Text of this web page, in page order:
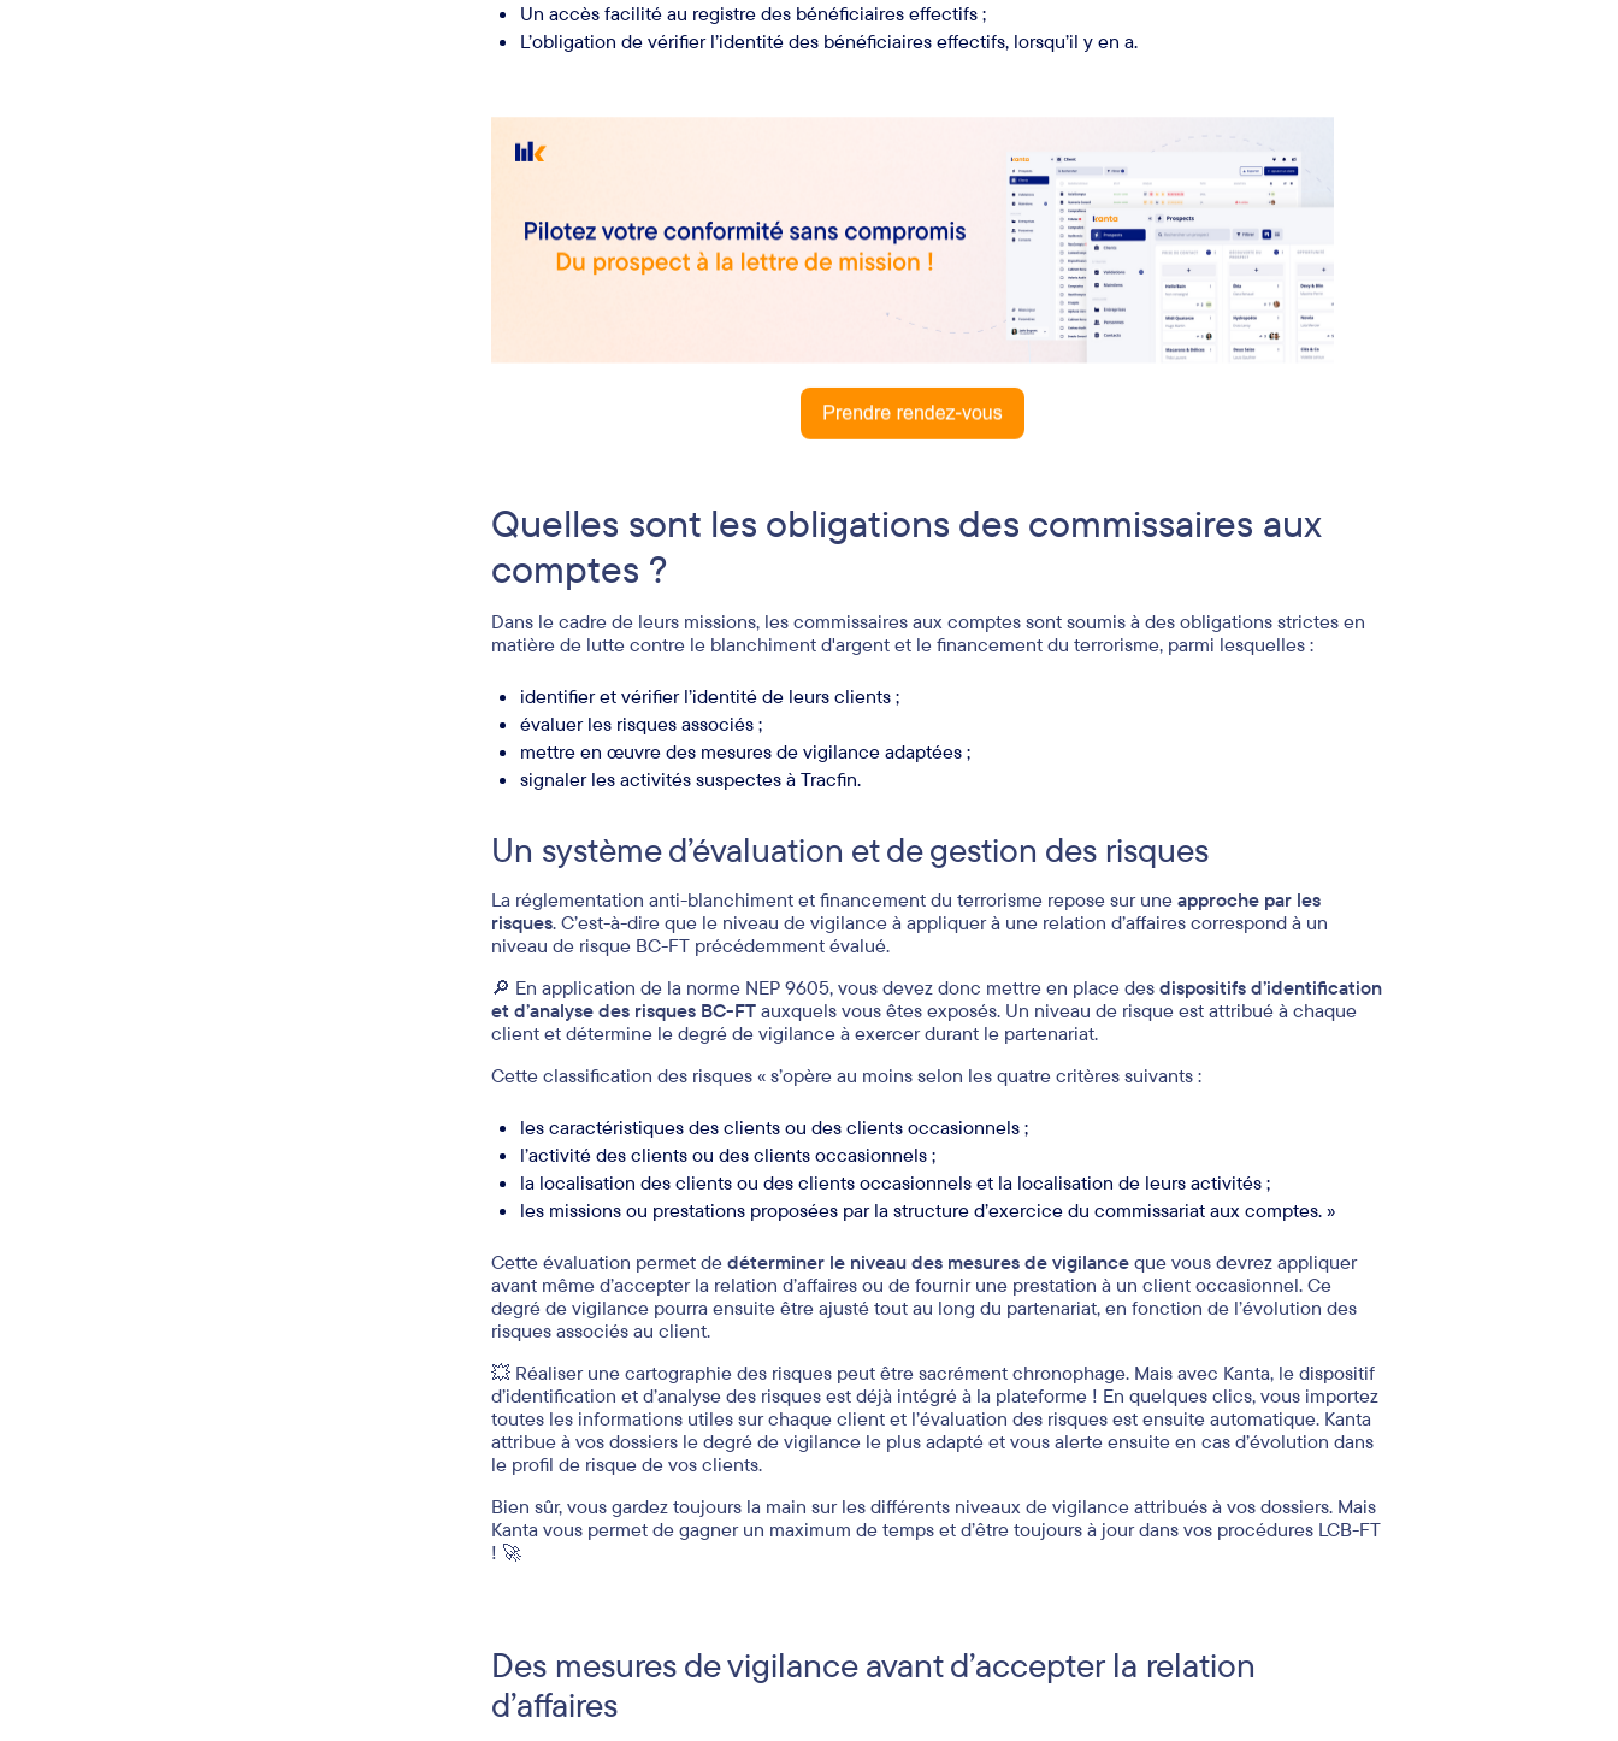
Un accès facilité au registre des bénéficiaires effectifs ;
L’obligation de vérifier l’identité des bénéficiaires effectifs, lorsqu’il y en a.
Quelles sont les obligations des commissaires aux
comptes ?
Dans le cadre de leurs missions, les commissaires aux comptes sont soumis à des obligations strictes en
matière de lutte contre le blanchiment d'argent et le financement du terrorisme, parmi lesquelles :
identifier et vérifier l’identité de leurs clients ;
évaluer les risques associés ;
mettre en œuvre des mesures de vigilance adaptées ;
signaler les activités suspectes à Tracfin.
Un système d’évaluation et de gestion des risques
La réglementation anti-blanchiment et financement du terrorisme repose sur une approche par les
risques. C’est-à-dire que le niveau de vigilance à appliquer à une relation d’affaires correspond à un
niveau de risque BC-FT précédemment évalué.
🔎 En application de la norme NEP 9605, vous devez donc mettre en place des dispositifs d’identification
et d’analyse des risques BC-FT auxquels vous êtes exposés. Un niveau de risque est attribué à chaque
client et détermine le degré de vigilance à exercer durant le partenariat.
Cette classification des risques « s’opère au moins selon les quatre critères suivants :
les caractéristiques des clients ou des clients occasionnels ;
l’activité des clients ou des clients occasionnels ;
la localisation des clients ou des clients occasionnels et la localisation de leurs activités ;
les missions ou prestations proposées par la structure d’exercice du commissariat aux comptes. »
Cette évaluation permet de déterminer le niveau des mesures de vigilance que vous devrez appliquer
avant même d’accepter la relation d’affaires ou de fournir une prestation à un client occasionnel. Ce
degré de vigilance pourra ensuite être ajusté tout au long du partenariat, en fonction de l’évolution des
risques associés au client.
💥 Réaliser une cartographie des risques peut être sacrément chronophage. Mais avec Kanta, le dispositif
d’identification et d’analyse des risques est déjà intégré à la plateforme ! En quelques clics, vous importez
toutes les informations utiles sur chaque client et l’évaluation des risques est ensuite automatique. Kanta
attribue à vos dossiers le degré de vigilance le plus adapté et vous alerte ensuite en cas d’évolution dans
le profil de risque de vos clients.
Bien sûr, vous gardez toujours la main sur les différents niveaux de vigilance attribués à vos dossiers. Mais
Kanta vous permet de gagner un maximum de temps et d’être toujours à jour dans vos procédures LCB-FT
! 🚀
Des mesures de vigilance avant d’accepter la relation
d’affaires